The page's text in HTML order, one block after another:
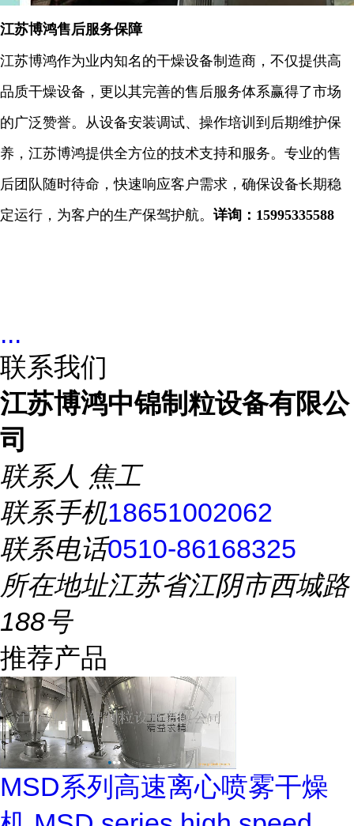
江苏博鸿售后服务保障
江苏博鸿作为业内知名的干燥设备制造商，不仅提供高
品质干燥设备，更以其完善的售后服务体系赢得了市场
的广泛赞誉。从设备安装调试、操作培训到后期维护保
养，江苏博鸿提供全方位的技术支持和服务。专业的售
后团队随时待命，快速响应客户需求，确保设备长期稳
定运行，为客户的生产保驾护航。 详询： 15995335588
...
联系我们
江苏博鸿中锦制粒设备有限公
司
联系人 焦工
联系手机18651002062
联系电话0510-86168325
所在地址江苏省江阴市西城路
188号
推荐产品
MSD系列高速离心喷雾干燥